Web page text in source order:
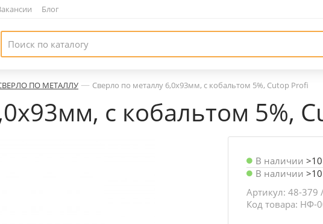
Блог
ПО МЕТАЛЛУ — Сверло по металлу 6,0х93мм, с кобальтом 5%, Cutop Profi
с кобальтом 5%,
В наличии >10
В наличии >10
Артикул: 48-379
Код товара: НФ-